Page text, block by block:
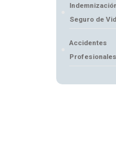
Seguro de
Accidentes
Profesionales